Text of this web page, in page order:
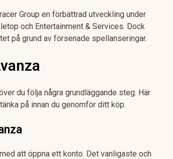
Group en förbättrad utveckling under
och Entertainment & Services. Dock
på grund av försenade spellanseringar.
du följa några grundläggande steg. Här
på innan du genomför ditt köp.
att öppna ett konto. Det vanligaste och